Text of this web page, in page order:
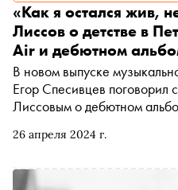
26 апреля 2024 г.
«Как я остался жив,
Лиссов о детстве в
Air и дебютном
В новом выпуске
Егор Спесивцев поговорил
Лиссовым о дебютном
Петербурге детства